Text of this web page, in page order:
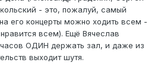
- это, пожалуй, самый
его концерты можно ходить всем -
всем). Ещё Вячеслав
ОДИН держать зал, и даже из
выходит шутя.